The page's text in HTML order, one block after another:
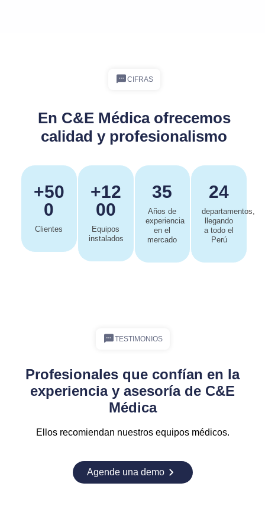
CIFRAS
En C&E Médica ofrecemos
calidad y profesionalismo
+50
0
Clientes
+12
00
Equipos
instalados
35
Años de
experiencia
en el
mercado
24
departamentos,
llegando
a todo el
Perú
TESTIMONIOS
Profesionales que confían en la
experiencia y asesoría de C&E
Médica
Ellos recomiendan nuestros equipos médicos.
Agende una demo